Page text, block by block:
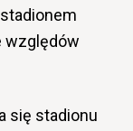
względów
się stadionu